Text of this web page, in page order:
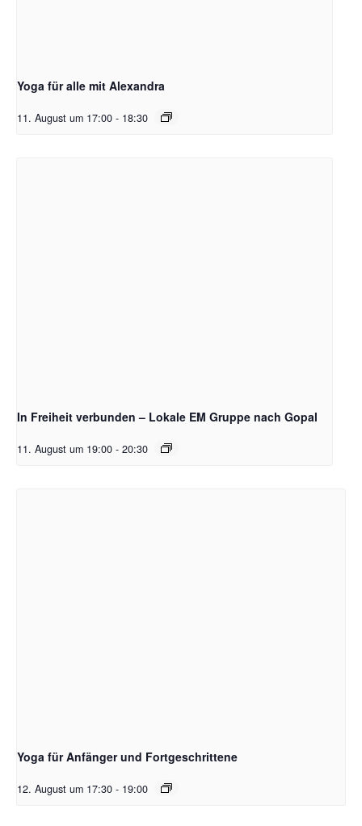
Yoga für alle mit Alexandra
11. August um 17:00 - 18:30
In Freiheit verbunden – Lokale EM Gruppe nach Gopal
11. August um 19:00 - 20:30
Yoga für Anfänger und Fortgeschrittene
12. August um 17:30 - 19:00